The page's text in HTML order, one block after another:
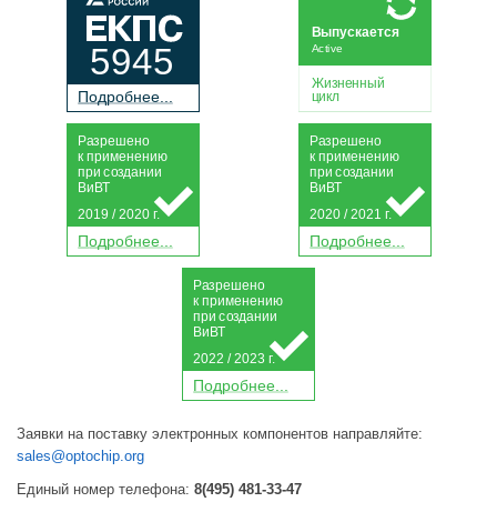
Подробнее...
5945
Жизненный
цикл
Active
Выпускается
Подробнее...
Разрешено
к применению
присоздании
Ви ВТ
2019 / 2020 г.
Подробнее...
Разрешено
к применению
присоздании
Ви ВТ
2020 / 2021 г.
Подробнее...
Разрешено
к применению
присоздании
Ви ВТ
2022 / 2023 г.
Заявки на поставку электронных компонентов направляйте:
sales@optochip.org
Единый номер телефона: 8(495) 481-33-47